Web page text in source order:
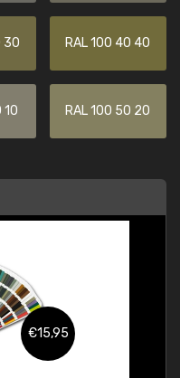
30 RAL 100 40 40
10 RAL 100 50 20
€15,95